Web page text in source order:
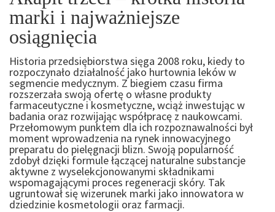
marki i najważniejsze
osiągnięcia
Historia przedsiębiorstwa sięga 2008 roku, kiedy to
rozpoczynało działalność jako hurtownia leków w
segmencie medycznym. Z biegiem czasu firma
rozszerzała swoją ofertę o własne produkty
farmaceutyczne i kosmetyczne, wciąż inwestując w
badania oraz rozwijając współpracę z naukowcami.
Przełomowym punktem dla ich rozpoznawalności był
moment wprowadzenia na rynek innowacyjnego
preparatu do pielęgnacji blizn. Swoją popularność
zdobył dzięki formule łączącej naturalne substancje
aktywne z wyselekcjonowanymi składnikami
wspomagającymi proces regeneracji skóry. Tak
ugruntował się wizerunek marki jako innowatora w
dziedzinie kosmetologii oraz farmacji.